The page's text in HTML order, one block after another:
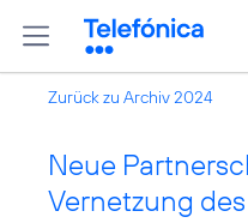
Zurück zu Archiv 2024
Neue
Vernetzung